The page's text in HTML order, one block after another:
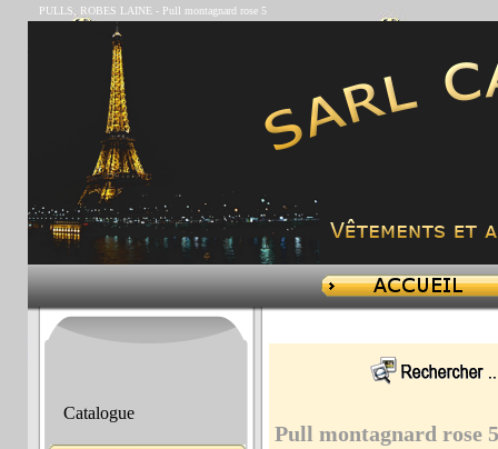
PULLS, ROBES LAINE - Pull montagnard rose 5
Catalogue
Pull montagnard rose 5